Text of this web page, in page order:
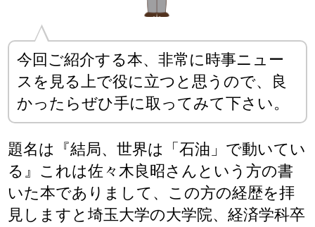
今回ご紹介する本、非常に時事ニュー
スを見る上で役に立つと思うので、良
かったらぜひ手に取ってみて下さい。
題名は『結局、世界は「石油」で動いてい
る』これは佐々木良昭さんという方の書
いた本でありまして、この方の経歴を拝
見しますと埼玉大学の大学院、経済学科卒